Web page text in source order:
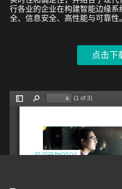
行各业的企业在构建智能边缘
全、信息安全、高性能与可靠性。
点击下